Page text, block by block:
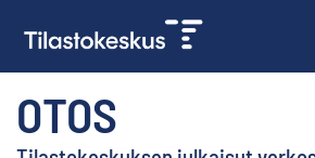
OTOS